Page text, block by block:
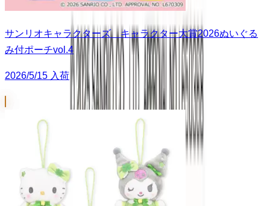
サンリオキャラクターズ キャラクター大賞2026ぬいぐる
み付ポーチvol.4
2026/5/15 入荷